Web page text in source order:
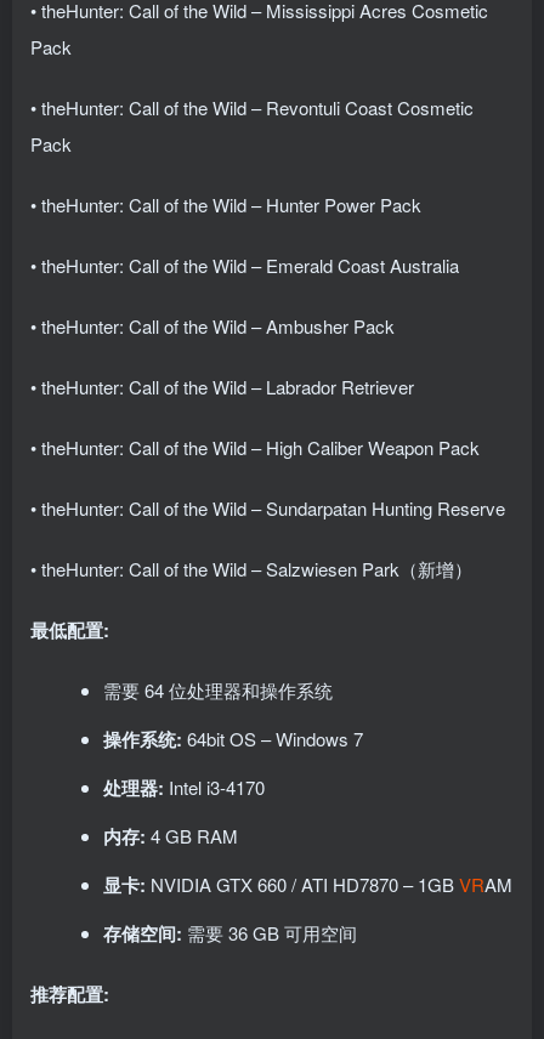
• theHunter: Call of the Wild – Mississippi Acres Cosmetic
Pack
• theHunter: Call of the Wild – Revontuli Coast Cosmetic
Pack
• theHunter: Call of the Wild – Hunter Power Pack
• theHunter: Call of the Wild – Emerald Coast Australia
• theHunter: Call of the Wild – Ambusher Pack
• theHunter: Call of the Wild – Labrador Retriever
• theHunter: Call of the Wild – High Caliber Weapon Pack
• theHunter: Call of the Wild – Sundarpatan Hunting Reserve
• theHunter: Call of the Wild – Salzwiesen Park（新增）
最低配置:
需要 64 位处理器和操作系统
操作系统: 64bit OS – Windows 7
处理器: Intel i3-4170
内存: 4 GB RAM
显卡: NVIDIA GTX 660 / ATI HD7870 – 1GBVRAM
存储空间: 需要 36 GB 可用空间
推荐配置: